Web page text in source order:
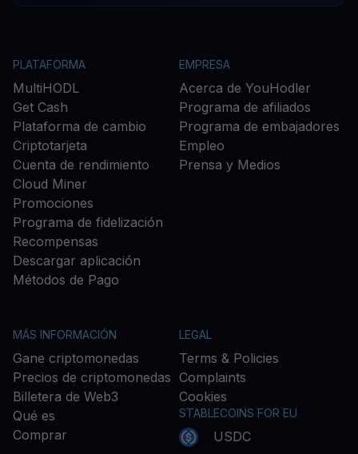
PLATAFORMA
MultiHODL
Get Cash
Plataforma de cambio
Criptotarjeta
Cuenta de rendimiento
Cloud Miner
Promociones
Programa de fidelización
Recompensas
Descargar aplicación
Métodos de Pago
EMPRESA
Acerca de YouHodler
Programa de afiliados
Programa de embajadores
Empleo
Prensa y Medios
MÁS INFORMACIÓN
Gane criptomonedas
Precios de criptomonedas
Billetera de Web3
Qué es
Comprar
LEGAL
Terms & Policies
Complaints
Cookies
STABLECOINS FOR EU
USDC